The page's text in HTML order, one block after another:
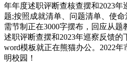
年年度述职评断查核查摆和2023年
题;按照成就清单、问题清单、使
需节制正在3000字摆布，回应从题
述职评断查摆和2023年巡察反馈的
word模板就正在熊猫办公。2022年
明校园！